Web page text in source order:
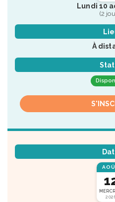
Lundi 10
(2
À